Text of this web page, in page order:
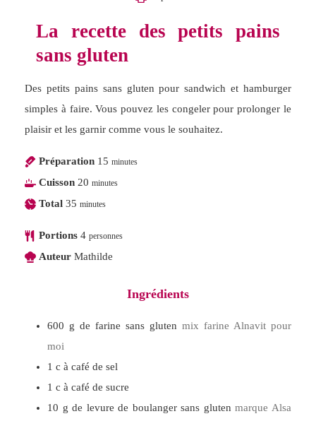
La recette des petits pains
sans gluten
Des petits pains sans gluten pour sandwich et hamburger
simples à faire. Vous pouvez les congeler pour prolonger le
plaisir et les garnir comme vous le souhaitez.
Préparation 15 minutes
Cuisson 20 minutes
Total 35 minutes
Portions 4 personnes
Auteur Mathilde
Ingrédients
600 g de farine sans gluten mix farine Alnavit pour
moi
1 c à café de sel
1 c à café de sucre
10 g de levure de boulanger sans gluten marque Alsa